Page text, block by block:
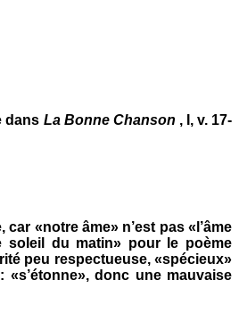
dans La Bonne Chanson , I, v. 17-
«notre âme» n’est pas «l’âme
soleil du matin» pour le poème
peu respectueuse, «spécieux»
donc une mauvaise